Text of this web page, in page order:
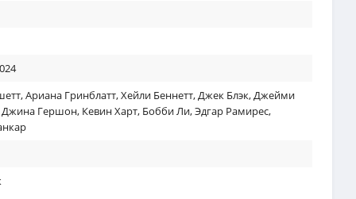
,Ариана Гринблатт,Хейли Беннетт,Джек Блэк,Джейми
Джина Гершон, Кевин Харт, Бобби Ли,Эдгар Рамирес,